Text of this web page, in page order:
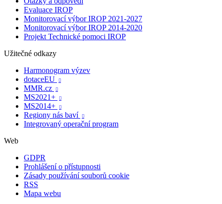
Evaluace IROP
Monitorovací výbor IROP 2021-2027
Monitorovací výbor IROP 2014-2020
Projekt Technické pomoci IROP
Užitečné odkazy
Harmonogram výzev
dotaceEU

MMR.cz 
MS2021+ 
MS2014+ 
Regiony nás baví 
Integrovaný operační program
Web
GDPR
Prohlášení o přístupnosti
Zásady používání souborů cookie
RSS
Mapa webu